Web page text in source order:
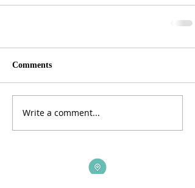
Comments
Write a comment...